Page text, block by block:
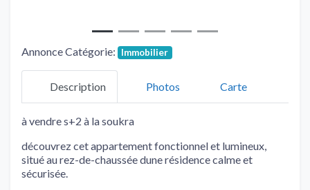
Annonce Catégorie: Immobilier
Description Photos Carte
à vendre s+2 à la soukra
découvrez cet appartement fonctionnel et lumineux,
situé au rez-de-chaussée dune résidence calme et
sécurisée.